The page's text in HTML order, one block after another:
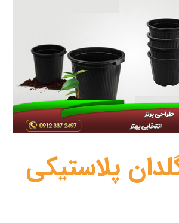
پلاستیکی